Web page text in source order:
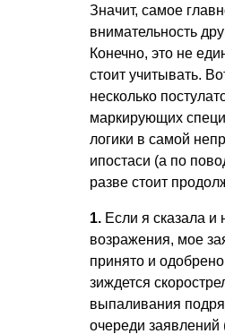
Значит, самое
внимательность
Конечно, это не
стоит учитывать.
несколько
маркирующих
логики в самой
ипостаси (а по
разве стоит
1. Если я сказала и
возражения, мое
принято и
зиждется
выпаливания
очереди заявлений